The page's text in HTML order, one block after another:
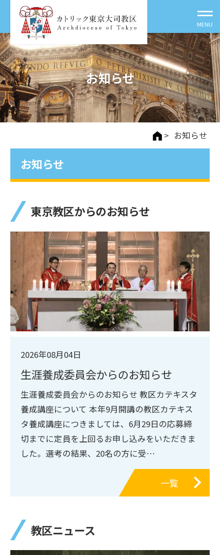
お知らせ
> お知らせ
お知らせ
東京教区からのお知らせ
2026年08月04日
生涯養成委員会からのお知らせ
生涯養成委員会からのお知らせ 教区カテキスタ
養成講座について 本年9月開講の教区カテキス
タ養成講座につきましては、6月29日の応募締
切までに定員を上回るお申し込みをいただきま
した。選考の結果、20名の方に受…
一覧
教区ニュース